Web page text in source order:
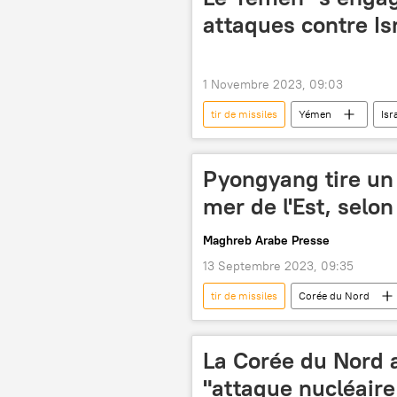
attaques contre
1 Novembre 2023, 09:03
tir de missiles Yémen
drone
Pyongyang tire
mer de l'Est,
Maghreb Arabe Presse
13 Septembre 2023, 09:35
tir de missiles Corée du Nord
La Corée du Nord
"attaque